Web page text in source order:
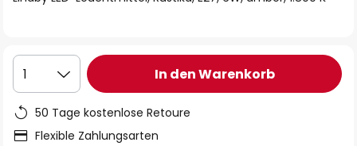
1 In den Warenkorb
50 Tage kostenlose Retoure
Flexible Zahlungsarten